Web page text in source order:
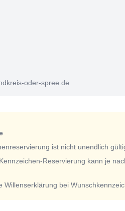
oder-spree.de
ist nicht unendlich
Reservierung kann je
Willenserklärung bei